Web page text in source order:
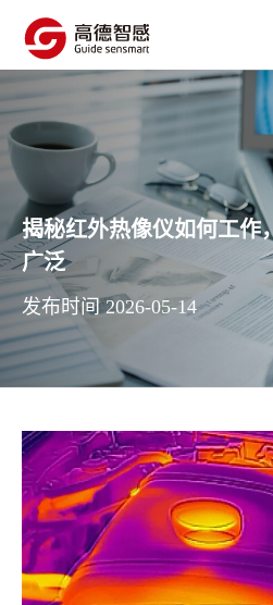
揭秘红外热像仪如何工作
广泛
发布时间 2026-05-14